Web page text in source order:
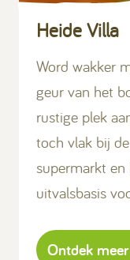
Heide Villa
Word wakker
geur van het
rustige plek
toch vlak bij
supermarkt en
uitvalsbasis
Ontdek meer